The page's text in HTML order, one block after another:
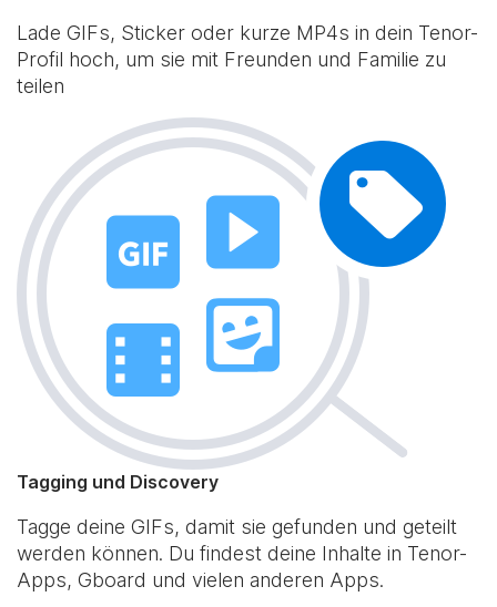
Lade GIFs, Sticker oder kurze MP4s in dein Tenor-
Profil hoch, um sie mit Freunden und Familie zu
teilen
Tagging und Discovery
Tagge deine GIFs, damit sie gefunden und geteilt
werden können. Du findest deine Inhalte in Tenor-
Apps, Gboard und vielen anderen Apps.